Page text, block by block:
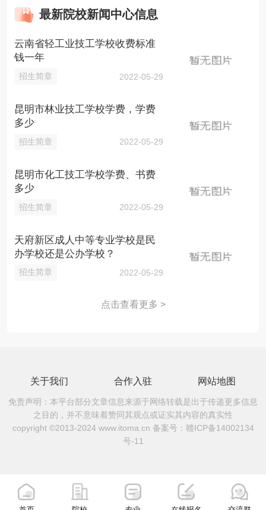
最新院校新闻中心信息
云南省轻工业技工学校收费标准
钱一年
招生简章 2022-05-29
昆明市林业技工学校学费，学费
多少
招生简章 2022-05-29
昆明市化工技工学校学费、书费
多少
招生简章 2022-05-29
天府新区成人中等专业学校是民
办学校还是公办学校？
招生简章 2022-05-29
点击查看更多 >
关于我们 合作入驻 网站地图
免责声明：本平台部分文章信息来源于网络转载是出于传递更多信息
之目的，并不意味着赞同其观点或证实其内容的真实性
copyright ©2013-2024 www.itoma.cn 备案号： 赣ICP备14002134
号-11